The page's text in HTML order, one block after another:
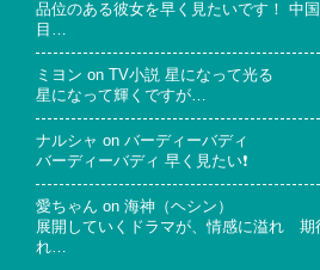
品位のある彼女を早く見たいです！ 中
目…
ミヨン on
TV小説 星になって光る
星になって輝くですが…
ナルシャ on バーディーバディ
バーディーバディ 早く見たい❗
愛ちゃん on 海神（ヘシン）
展開していくドラマが、情感に溢れ 期
れ…